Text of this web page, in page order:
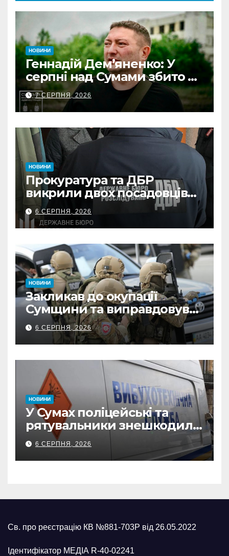
НОВИНИ
Геннадій Дем’яненко: У
серпні над Сумами збито 6
КАБів
7 СЕРПНЯ, 2026
НОВИНИ
Прокуратура та ДБР
викрили двох посадовців
ДПС Сумщини на вимаганні
неправомірної вигоди у
ФОПа
6 СЕРПНЯ, 2026
НОВИНИ
Закликав до окупації
Сумщини та виправдовував
обстріли: СБУ викрила
прокремлівського агітатора
з Охтирки
6 СЕРПНЯ, 2026
НОВИНИ
У Сумах поліцейські та
рятувальники знешкодили
500-кілограмову авіабомбу
росіян
6 СЕРПНЯ, 2026
Св. про реєстрацію КВ №881-703Р від 26.05.2022
Ідентифікатор МЕДІА R-40-02241